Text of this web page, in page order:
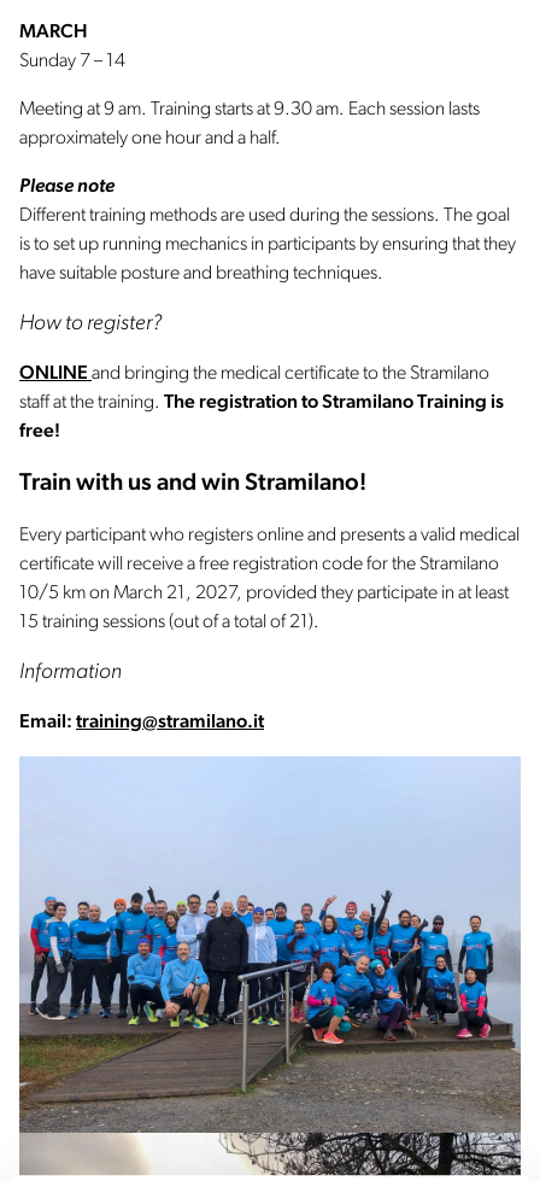
MARCH
Sunday 7 – 14
Meeting at 9 am. Training starts at 9.30 am. Each session lasts
approximately one hour and a half.
Please note
Different training methods are used during the sessions. The goal
is to set up running mechanics in participants by ensuring that they
have suitable posture and breathing techniques.
How to register?
ONLINE and bringing the medical certificate to the Stramilano
staff at the training. The registration to Stramilano Training is
free!
Train with us and win Stramilano!
Every participant who registers online and presents a valid medical
certificate will receive a free registration code for the Stramilano
10/5 km on March 21, 2027, provided they participate in at least
15 training sessions (out of a total of 21).
Information
Email: training@stramilano.it